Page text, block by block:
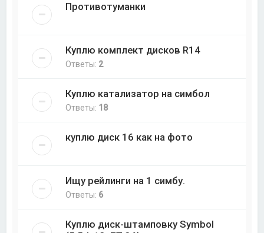
Противотуманки
Куплю комплект дисков R14
Ответы: 2
Куплю катализатор на симбол
Ответы: 18
куплю диск 16 как на фото
Ищу рейлинги на 1 симбу.
Ответы: 6
Куплю диск-штамповку Symbol